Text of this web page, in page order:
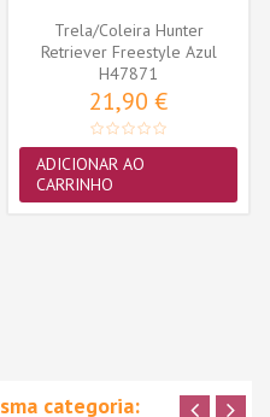
Trela/Coleira Hunter
Retriever Freestyle Azul
Petroleo...
H47871
21,90 €
ADICIONAR AO
CARRINHO
categoria: